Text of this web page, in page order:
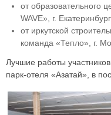
от образовательного
WAVE», г.
от иркутской
команда «Тепло», г.
Лучшие работы
парк-отеля «Азатай», в